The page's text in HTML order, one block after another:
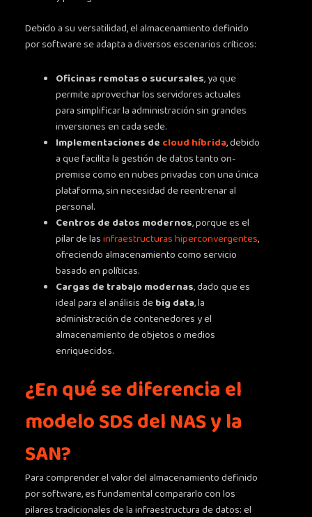
Debido a su versatilidad, el almacenamiento definido
por software se adapta a diversos escenarios críticos:
Oficinas remotas o sucursales, ya que
permite aprovechar los servidores actuales
para simplificar la administración sin grandes
inversiones en cada sede.
Implementaciones de cloud híbrida, debido
a que facilita la gestión de datos tanto on-
premise como en nubes privadas con una única
plataforma, sin necesidad de reentrenar al
personal.
Centros de datos modernos, porque es el
pilar de lasinfraestructuras hiperconvergentes,
ofreciendo almacenamiento como servicio
basado en políticas.
Cargas de trabajo modernas, dado que es
ideal para el análisis debig data, la
administración de contenedores y el
almacenamiento de objetos o medios
enriquecidos.
¿En qué se diferencia el
modelo SDS del NAS y la
SAN?
Para comprender el valor del almacenamiento definido
por software, es fundamental compararlo con los
pilares tradicionales de la infraestructura de datos: el